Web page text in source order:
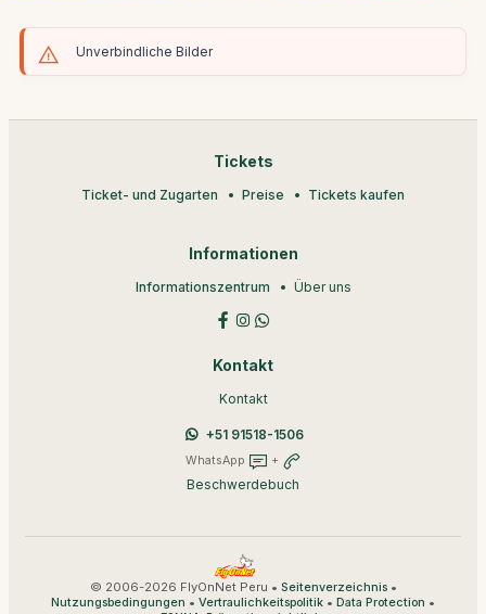
Unverbindliche Bilder
Tickets
Ticket- und Zugarten Preise Tickets kaufen
Informationen
Informationszentrum Über uns
Kontakt
Kontakt
+51 91518-1506
WhatsApp +
Beschwerdebuch
© 2006-2026 FlyOnNet Peru • Seitenverzeichnis•
Nutzungsbedingungen • Vertraulichkeitspolitik • Data Protection •